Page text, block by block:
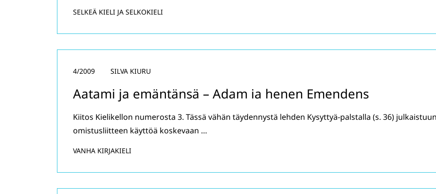
SELKEÄ KIELI JA SELKOKIELI
Aatami ja emäntänsä – Adam ia henen Emendens
4/2009 SILVA KIURU
Kiitos Kielikellon numerosta 3. Tässä vähän täydennystä lehden Kysyttyä-palstalla (s. 36)
omistusliitteen käyttöä koskevaan …
VANHA KIRJAKIELI